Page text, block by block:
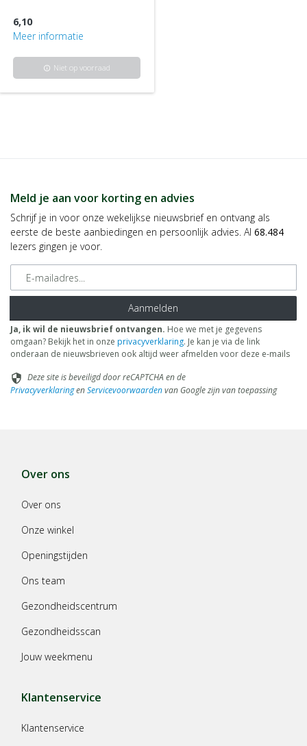
6,10
Meer informatie
info Niet op voorraad
Meld je aan voor korting en advies
Schrijf je in voor onze wekelijkse nieuwsbrief en ontvang als
eerste de beste aanbiedingen en persoonlijk advies. Al 68.484
lezers gingen je voor.
E-mailadres
Aanmelden
Ja, ik wil de nieuwsbrief ontvangen. Hoe we met je gegevens
omgaan? Bekijk het in onze privacyverklaring. Je kan je via de link
onderaan de nieuwsbrieven ook altijd weer afmelden voor deze e-mails
security Deze site is beveiligd door reCAPTCHA en de
PrivacyverklaringenServicevoorwaardenvan Google zijn van toepassing
Over ons
Over ons
Onze winkel
Openingstijden
Ons team
Gezondheidscentrum
Gezondheidsscan
Jouw weekmenu
Klantenservice
Klantenservice